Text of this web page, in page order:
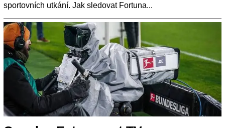
sportovních utkání. Jak sledovat Fortuna...